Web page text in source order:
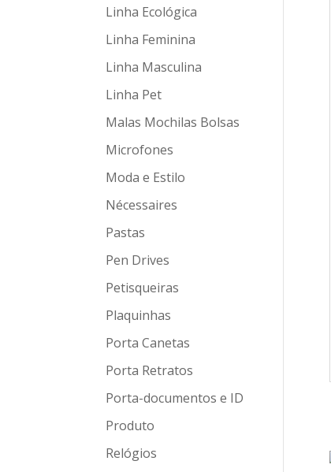
Linha Ecológica
Linha Feminina
Linha Masculina
Linha Pet
Malas Mochilas Bolsas
Microfones
Moda e Estilo
Nécessaires
Pastas
Pen Drives
Petisqueiras
Plaquinhas
Porta Canetas
Porta Retratos
Porta-documentos e ID
Produto
Relógios